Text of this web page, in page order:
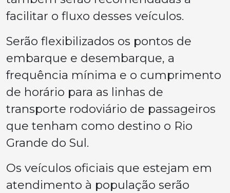
facilitar o fluxo desses veículos.
Serão flexibilizados os pontos de
embarque e desembarque, a
frequência mínima e o cumprimento
de horário para as linhas de
transporte rodoviário de passageiros
que tenham como destino o Rio
Grande do Sul.
Os veículos oficiais que estejam em
atendimento à população serão